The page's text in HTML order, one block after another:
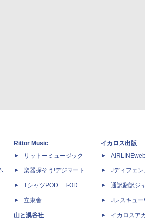
Rittor Music
リットーミュージック
楽器探そう!デジマート
TシャツPOD T-OD
立東舎
山と溪谷社
イカロス出版
AIRLINEweb
Jディフェン
通訳翻訳ジ
Jレスキュー
イカロスア